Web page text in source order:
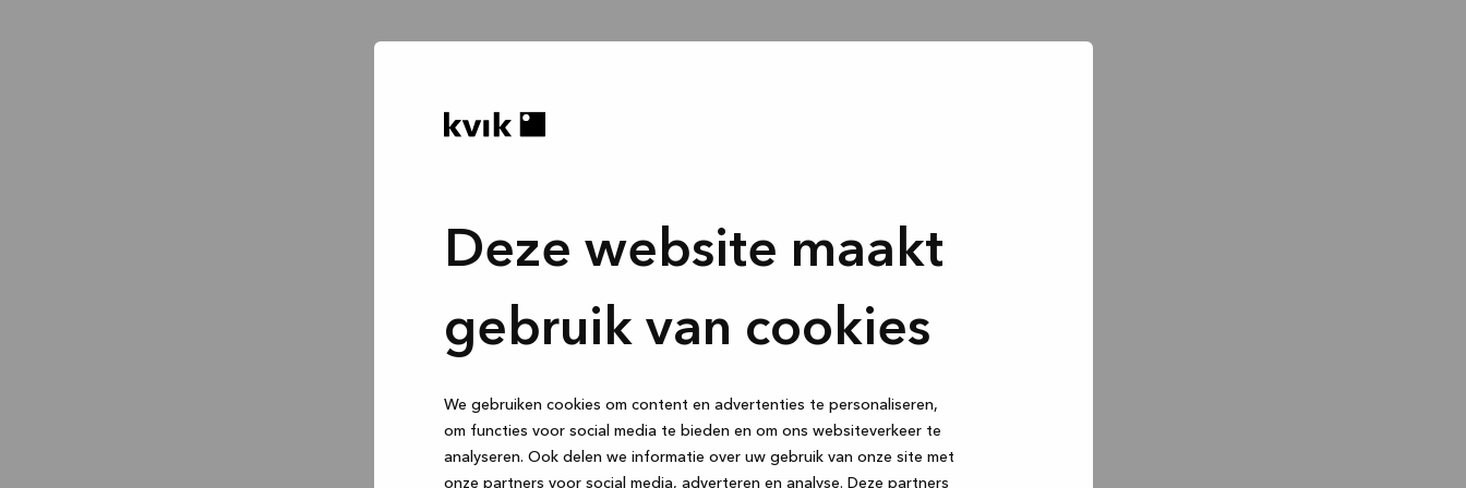
Deze website maakt
gebruik van cookies
We gebruiken cookies om content en advertenties te personaliseren,
om functies voor social media te bieden en om ons websiteverkeer te
analyseren. Ook delen we informatie over uw gebruik van onze site met
onze partners voor social media, adverteren en analyse. Deze partners